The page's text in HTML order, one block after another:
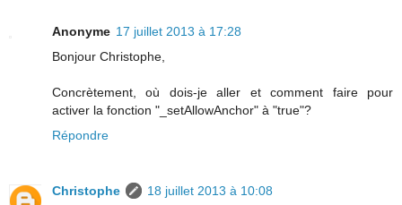
Anonyme 17 juillet 2013 à 17:28
Bonjour Christophe,
Concrètement, où dois-je aller et comment faire pour
activer la fonction "_setAllowAnchor" à "true"?
Répondre
Christophe
18 juillet 2013 à 10:08